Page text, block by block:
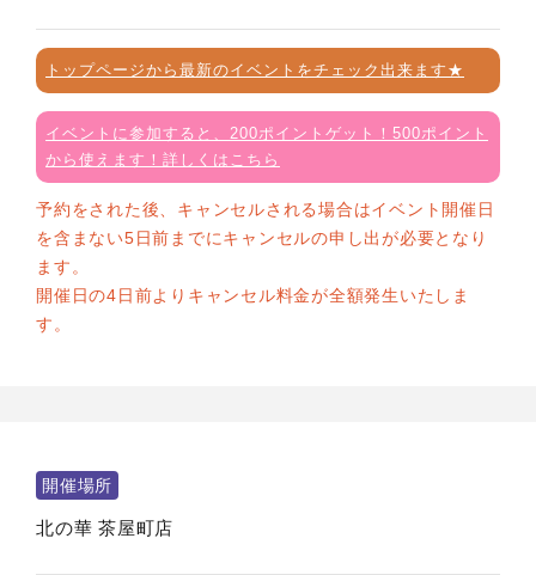
トップページから最新のイベントをチェック出来ます★
イベントに参加すると、200ポイントゲット！500ポイント
から使えます！詳しくはこちら
予約をされた後、キャンセルされる場合はイベント開催日
を含まない5日前までにキャンセルの申し出が必要となり
ます。
開催日の4日前よりキャンセル料金が全額発生いたしま
す。
開催場所
北の華 茶屋町店